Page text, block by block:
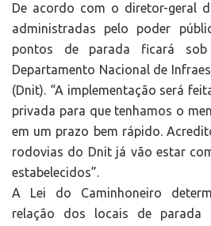
De acordo com o diretor-geral
administradas pelo poder
pontos de parada ficará sob
Departamento Nacional de
(Dnit). “A implementação será
privada para que tenhamos o
em um prazo bem rápido.
rodovias do Dnit já vão estar
estabelecidos”.
A Lei do Caminhoneiro
relação dos locais de parada